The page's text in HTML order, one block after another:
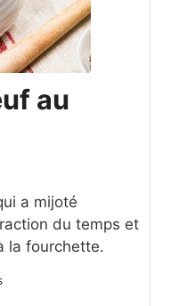
au
a mijoté
du temps et
la fourchette.